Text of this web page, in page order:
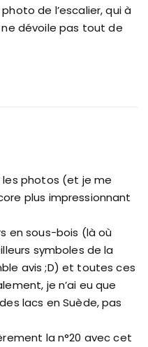
de l’escalier, qui à
dévoile pas tout de
les photos (et je me
plus impressionnant
en sous-bois (là où
symboles de la
avis ;D) et toutes ces
je n’ai eu que
lacs en Suède, pas
la n°20 avec cet